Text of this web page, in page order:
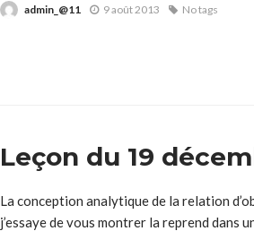
admin_@11 9 août 2013 No tags
Leçon du 19
La conception analytique de la relation
j’essaye de vous montrer la reprend dans